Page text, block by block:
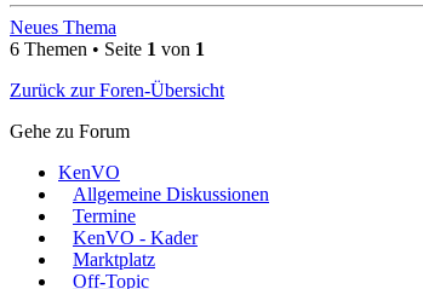
Neues Thema
6 Themen • Seite 1 von 1
Zurück zur Foren-Übersicht
Gehe zu Forum
KenVO
Allgemeine Diskussionen
Termine
KenVO - Kader
Marktplatz
Off-Topic